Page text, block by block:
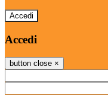
Accedi
Accedi
button close ×